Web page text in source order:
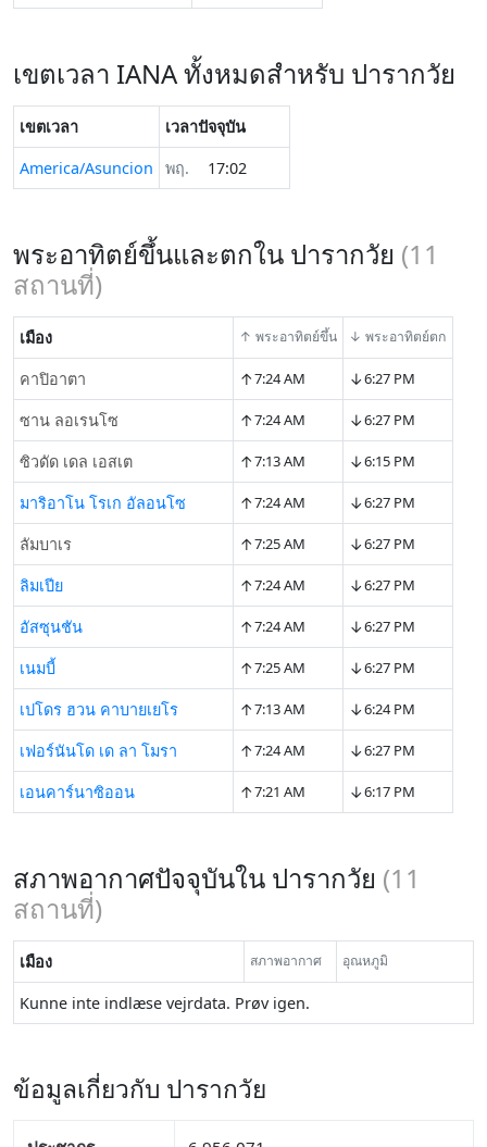
เขตเวลา IANA ทั้งหมดสำหรับ ปารากวัย
เขตเวลา
เวลาปัจจุบัน
America/Asuncion
พฤ. 17:02
พระอาทิตย์ขึ้นและตกใน ปารากวัย (11
สถานที่)
เมือง ↑ พระอาทิตย์ขึ้น ↓ พระอาทิตย์ตก
คาปิอาตา ↑7:24 AM ↓6:27 PM
ซาน ลอเรนโซ ↑7:24 AM ↓6:27 PM
ซิวดัด เดล เอสเต ↑7:13 AM ↓6:15 PM
มาริอาโน โรเก อัลอนโซ ↑7:24 AM ↓6:27 PM
ลัมบาเร ↑7:25 AM ↓6:27 PM
ลิมเปีย ↑7:24 AM ↓6:27 PM
อัสซุนชัน ↑7:24 AM ↓6:27 PM
เนมบี้ ↑7:25 AM ↓6:27 PM
เปโดร ฮวน คาบายเยโร ↑7:13 AM ↓6:24 PM
เฟอร์นันโด เด ลา โมรา ↑7:24 AM ↓6:27 PM
เอนคาร์นาซิออน ↑7:21 AM ↓6:17 PM
สภาพอากาศปัจจุบันใน ปารากวัย (11
สถานที่)
เมือง สภาพอากาศ อุณหภูมิ
Kunne inte indlæse vejrdata. Prøv igen.
ข้อมูลเกี่ยวกับ ปารากวัย